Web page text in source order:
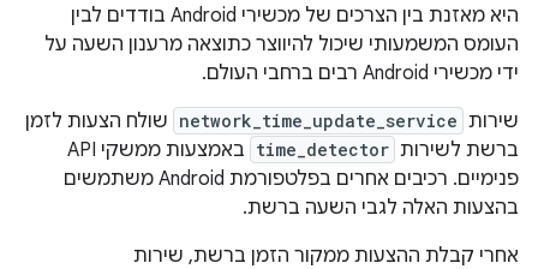
היא מאזנת בין הצרכים של מכשירי Android בודדים לבין
העומס המשמעותי שיכול להיווצר כתוצאה מרענון השעה על
ידי מכשירי Android רבים ברחבי העולם.
שירות network_time_update_service שולח הצעות לזמן
ברשת לשירות time_detector
באמצעות ממשקי API
פנימיים. רכיבים אחרים בפלטפורמת Android משתמשים
בהצעות האלה לגבי השעה ברשת.
אחרי קבלת ההצעות ממקור הזמן ברשת, שירות